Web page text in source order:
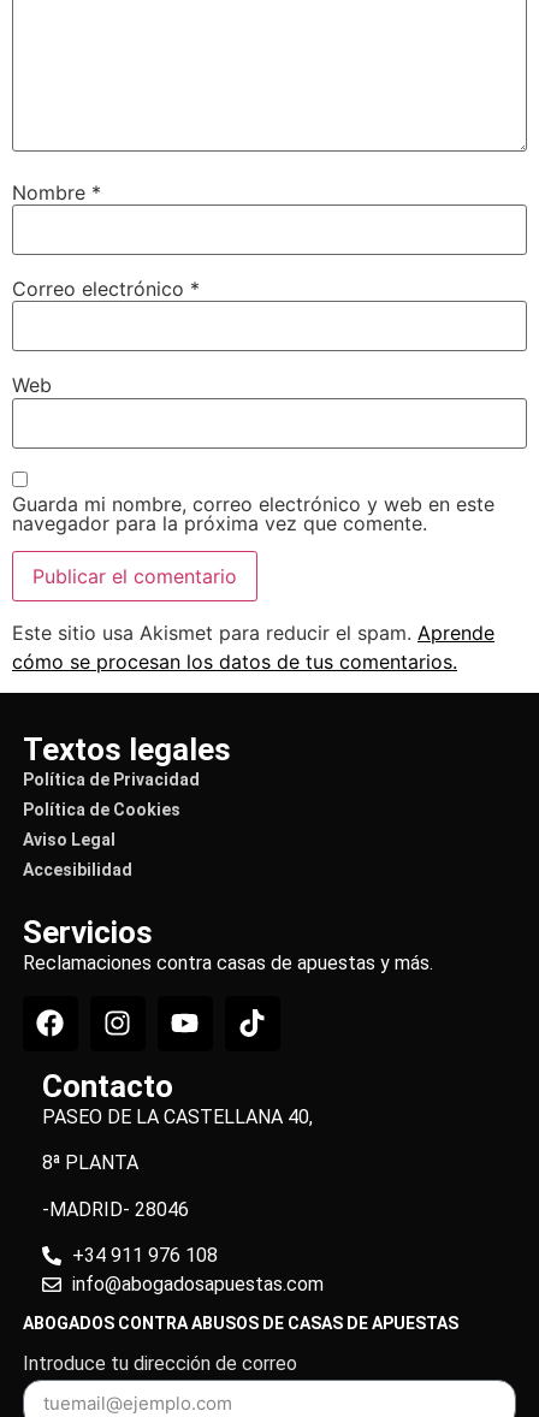
Nombre *
Correo electrónico *
Web
Guarda mi nombre, correo electrónico y web en este
navegador para la próxima vez que comente.
Este sitio usa Akismet para reducir el spam. Aprende
cómo se procesan los datos de tus comentarios.
Textos legales
Política de Privacidad
Política de Cookies
Aviso Legal
Accesibilidad
Servicios
Reclamaciones contra casas de apuestas y más.
Contacto
PASEO DE LA CASTELLANA 40,
8ª PLANTA
-MADRID- 28046
+34 911 976 108
info@abogadosapuestas.com
ABOGADOS CONTRA ABUSOS DE CASAS DE APUESTAS
Introduce tu dirección de correo